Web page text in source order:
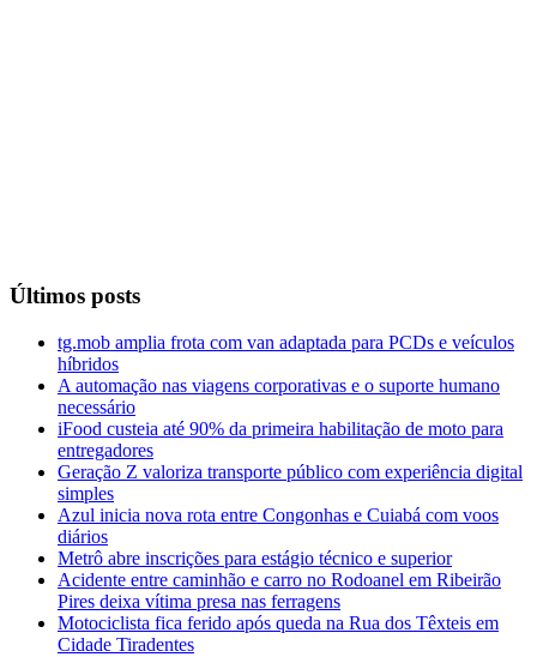
Últimos posts
tg.mob amplia frota com van adaptada para PCDs e veículos
híbridos
A automação nas viagens corporativas e o suporte humano
necessário
iFood custeia até 90% da primeira habilitação de moto para
entregadores
Geração Z valoriza transporte público com experiência digital
simples
Azul inicia nova rota entre Congonhas e Cuiabá com voos
diários
Metrô abre inscrições para estágio técnico e superior
Acidente entre caminhão e carro no Rodoanel em Ribeirão
Pires deixa vítima presa nas ferragens
Motociclista fica ferido após queda na Rua dos Têxteis em
Cidade Tiradentes